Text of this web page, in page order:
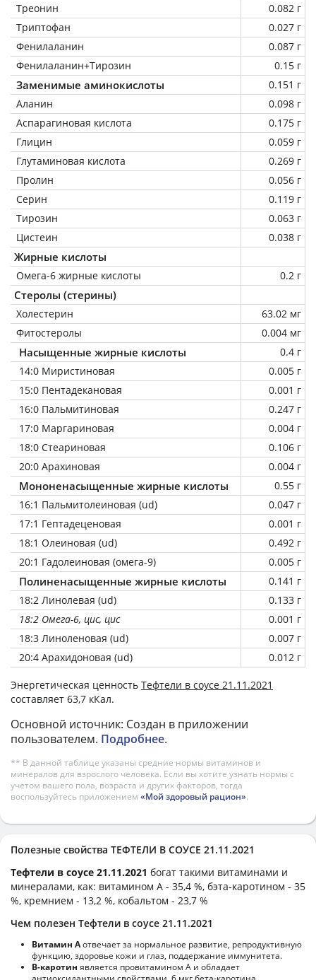
Треонин
0.082 г
Триптофан
0.027 г
Фенилаланин
0.087 г
Фенилаланин+Тирозин
0.15 г
Заменимые аминокислоты
0.151 г
Аланин
0.098 г
Аспарагиновая кислота
0.175 г
Глицин
0.059 г
Глутаминовая кислота
0.269 г
Пролин
0.056 г
Серин
0.119 г
Тирозин
0.063 г
Цистеин
0.038 г
Жирные кислоты
Омега-6 жирные кислоты 0.2 г
Стеролы (стерины)
Холестерин
63.02 мг
Фитостеролы
0.004 мг
Насыщенные жирные кислоты
0.4 г
14:0 Миристиновая
0.005 г
15:0 Пентадекановая
0.001 г
16:0 Пальмитиновая
0.247 г
17:0 Маргариновая
0.004 г
18:0 Стеариновая
0.106 г
20:0 Арахиновая
0.004 г
Мононенасыщенные жирные кислоты
0.55 г
16:1 Пальмитолеиновая (ud)
0.047 г
17:1 Гептадеценовая
0.001 г
18:1 Олеиновая (ud)
0.492 г
20:1 Гадолеиновая (омега-9)
0.005 г
Полиненасыщенные жирные кислоты
0.141 г
18:2 Линолевая (ud)
0.133 г
18:2 Омега-6, цис, цис
0.001 г
18:3 Линоленовая (ud)
0.007 г
20:4 Арахидоновая (ud)
0.012 г
Энергетическая ценность Тефтели в соусе 21.11.2021
составляет 63,7 кКал.
Основной источник: Создан в приложении
пользователем. Подробнее.
** В данной таблице указаны средние нормы витаминов и
минералов для взрослого человека. Если вы хотите узнать нормы с
учетом вашего пола, возраста и других факторов, тогда
воспользуйтесь приложением «Мой здоровый рацион».
Полезные свойства ТЕФТЕЛИ В СОУСЕ 21.11.2021
Тефтели в соусе 21.11.2021 богат такими витаминами и
минералами, как: витамином А - 35,4 %, бэта-каротином - 35
%, кремнием - 13,2 %, кобальтом - 23,7 %
Чем полезен Тефтели в соусе 21.11.2021
Витамин Аотвечает за нормальное развитие, репродуктивную
функцию, здоровье кожи и глаз, поддержание иммунитета.
В-каротин является провитамином А и обладает